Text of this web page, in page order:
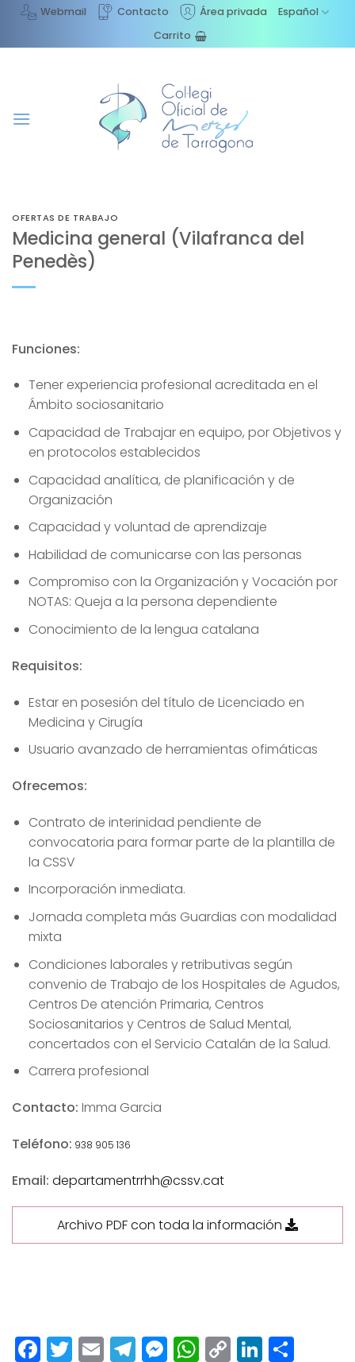
Saltar
contenido
Webmail Contacto Área privada
Español
Carrito
OFERTAS DE TRABAJO
Medicina general (Vilafranca del
Penedès)
Funciones:
Tener experiencia profesional acreditada en el
Ámbito sociosanitario
Capacidad de Trabajar en equipo, por Objetivos y
en protocolos establecidos
Capacidad analítica, de planificación y de
Organización
Capacidad y voluntad de aprendizaje
Habilidad de comunicarse con las personas
Compromiso con la Organización y Vocación por
NOTAS: Queja a la persona dependiente
Conocimiento de la lengua catalana
Requisitos:
Estar en posesión del título de Licenciado en
Medicina y Cirugía
Usuario avanzado de herramientas ofimáticas
Ofrecemos:
Contrato de interinidad pendiente de
convocatoria para formar parte de la plantilla de
la CSSV
Incorporación inmediata.
Jornada completa más Guardias con modalidad
mixta
Condiciones laborales y retributivas según
convenio de Trabajo de los Hospitales de Agudos,
Centros De atención Primaria, Centros
Sociosanitarios y Centros de Salud Mental,
concertados con el Servicio Catalán de la Salud.
Carrera profesional
Contacto: Imma Garcia
Teléfono: 938 905 136
Email: departamentrrhh@cssv.cat
Archivo PDF con toda la información
Facebook
Twitter
EmailTelegram
Messenger
WhatsApp
Copy